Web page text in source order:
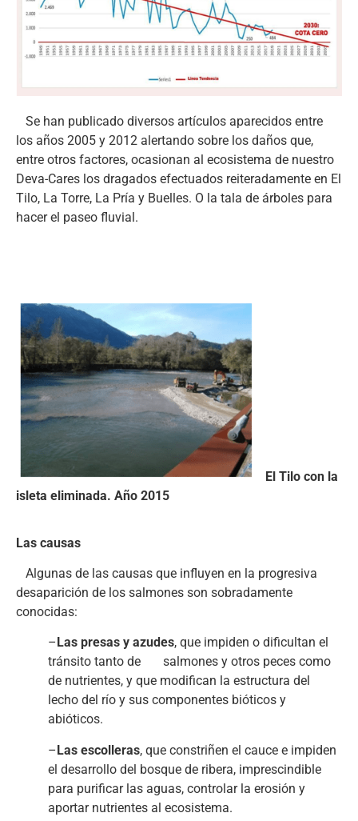
Se han publicado diversos artículos aparecidos entre
los años 2005 y 2012 alertando sobre los daños que,
entre otros factores, ocasionan al ecosistema de nuestro
Deva-Cares los dragados efectuados reiteradamente en El
Tilo, La Torre, La Pría y Buelles. O la tala de árboles para
hacer el paseo fluvial.
El Tilo con la
isleta eliminada. Año 2015
Las causas
Algunas de las causas que influyen en la progresiva
desaparición de los salmones son sobradamente
conocidas:
– Las presas y azudes, que impiden o dificultan el
tránsito tanto de salmones y otros peces como
de nutrientes, y que modifican la estructura del
lecho del río y sus componentes bióticos y
abióticos.
–Las escolleras, que constriñen el cauce e impiden
el desarrollo del bosque de ribera, imprescindible
para purificar las aguas, controlar la erosión y
aportar nutrientes al ecosistema.